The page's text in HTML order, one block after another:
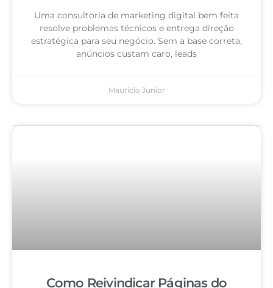
Uma consultoria de marketing digital bem feita
resolve problemas técnicos e entrega direção
estratégica para seu negócio. Sem a base correta,
anúncios custam caro, leads
Mauricio Junior
Como Reivindicar Páginas do